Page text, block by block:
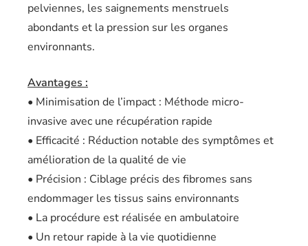
pelviennes, les saignements menstruels
abondants et la pression sur les organes
environnants.
Avantages :
• Minimisation de l’impact : Méthode micro-
invasive avec une récupération rapide
• Efficacité : Réduction notable des symptômes et
amélioration de la qualité de vie
• Précision : Ciblage précis des fibromes sans
endommager les tissus sains environnants
• La procédure est réalisée en ambulatoire
• Un retour rapide à la vie quotidienne